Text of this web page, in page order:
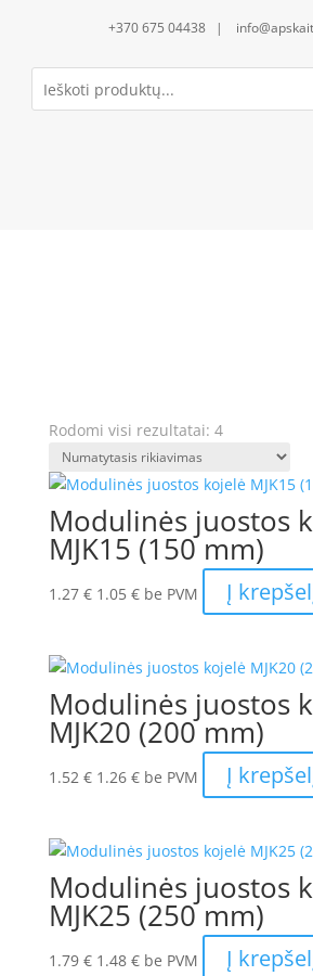
+370 675 04438 |
Rodomi visi rezultatai: 4
Modulinės juostos
MJK15 (150 mm)
1.27 € 1.05 €be PVM Į
Modulinės juostos
MJK20 (200 mm)
1.52 € 1.26 €be PVM Į
Modulinės juostos
MJK25 (250 mm)
1.79 € 1.48 €be PVM Į